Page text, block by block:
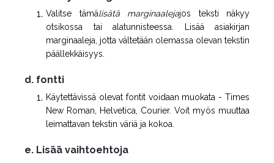
Valitse tämälisätä marginaalejajos teksti näkyy
otsikossa tai alatunnisteessa. Lisää asiakirjan
marginaaleja, jotta vältetään olemassa olevan tekstin
päällekkäisyys.
d. fontti
Käytettävissä olevat fontit voidaan muokata - Times
New Roman, Helvetica, Courier. Voit myös muuttaa
leimattavan tekstin väriä ja kokoa.
e. Lisää vaihtoehtoja